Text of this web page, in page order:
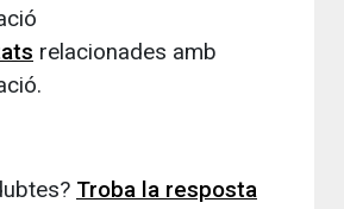
relacionades amb
Troba la resposta